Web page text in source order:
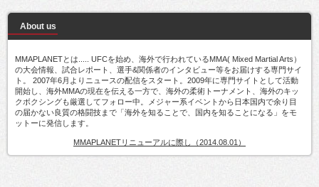
About us
MMAPLANETとは..... UFCを始め、海外で行われているMMA( Mixed Martial Arts）
の大会情報、試合レポート、選手&関係者のインタビュー等をお届けする専門サイ
ト。 2007年6月よりニュースの配信をスタート。2009年に専門サイトとして活動
開始し、海外MMAの現在を伝える一方で、海外の柔術トーナメント、海外のキッ
クボクシングも厳選してフォロー中。メジャー系イベントから日本国内で余り目
の届かない良質の格闘技まで「海外を知ることで、国内を知ることになる」をモ
ットーに発信します。
MMAPLANETリニューアルに際し（2014.08.01）